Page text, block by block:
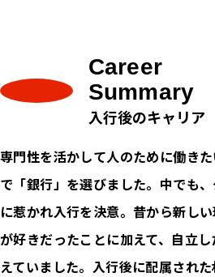
Career
Summary
入行後のキャリア
専門性を活かして人のために働き
で「銀行」を選びました。中でも
に惹かれ入行を決意。昔から新し
が好きだったことに加えて、自立
えていました。入行後に配属され